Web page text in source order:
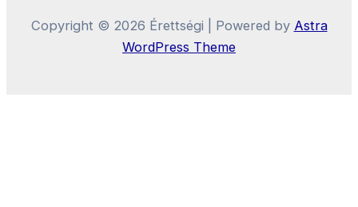
Copyright © 2026 Érettségi | Powered by Astra
WordPress Theme